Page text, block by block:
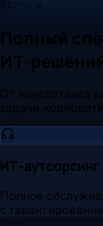
Услуги
Полный
ИТ-
От консалтинга
задачи
ИТ-аутсорсинг
Полное
с